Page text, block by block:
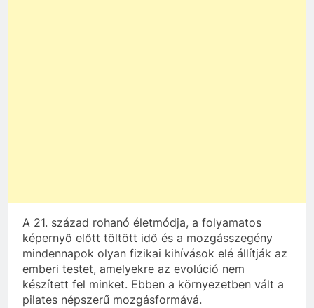
A 21. század rohanó életmódja, a folyamatos
képernyő előtt töltött idő és a mozgásszegény
mindennapok olyan fizikai kihívások elé állítják az
emberi testet, amelyekre az evolúció nem
készített fel minket. Ebben a környezetben vált a
pilates népszerű mozgásformává.